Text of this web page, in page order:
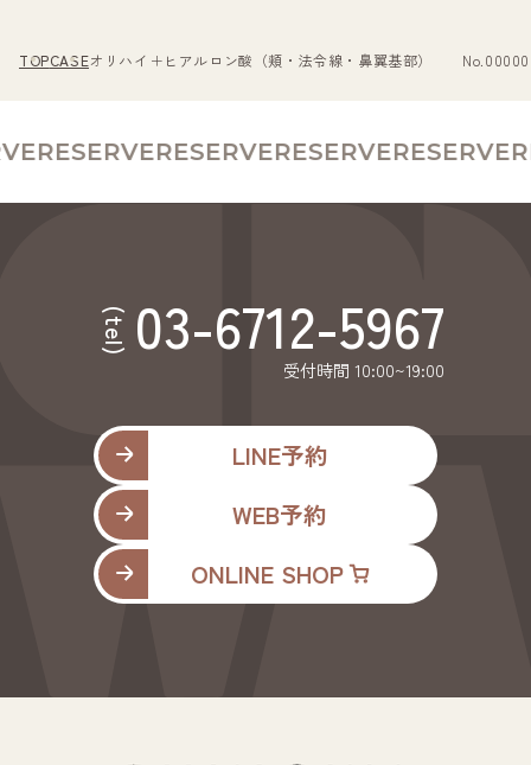
TOPCASEオリハイ＋ヒアルロン酸（頬・法令線・鼻翼基部）
RESERVERESERVERESERVERESERVE
(tel) 03-6712-5967
受付時間 10:00~19:00
LINE予約
WEB予約
ONLINE SHOP